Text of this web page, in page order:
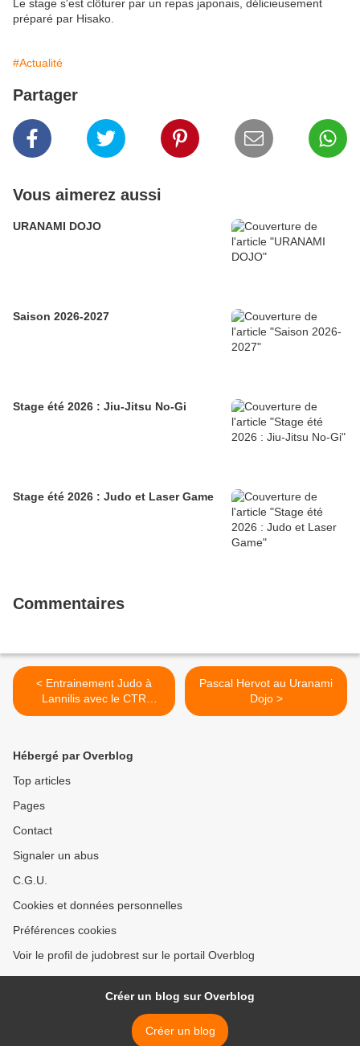
Le stage s'est clôturer par un repas japonais, délicieusement
préparé par Hisako.
#Actualité
Partager
Vous aimerez aussi
URANAMI DOJO
Saison 2026-2027
Stage été 2026 : Jiu-Jitsu No-Gi
Stage été 2026 : Judo et Laser Game
Commentaires
< Entrainement Judo à
Lannilis avec le CTR
Bretagne
Pascal Hervot au Uranami
Dojo >
Hébergé par Overblog
Top articles
Pages
Contact
Signaler un abus
C.G.U.
Cookies et données personnelles
Préférences cookies
Voir le profil de judobrest sur le portail Overblog
Créer un blog sur Overblog
Créer un blog